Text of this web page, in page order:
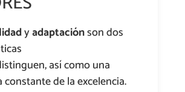
yadaptaciónson dos
así como una
constante de la excelencia.